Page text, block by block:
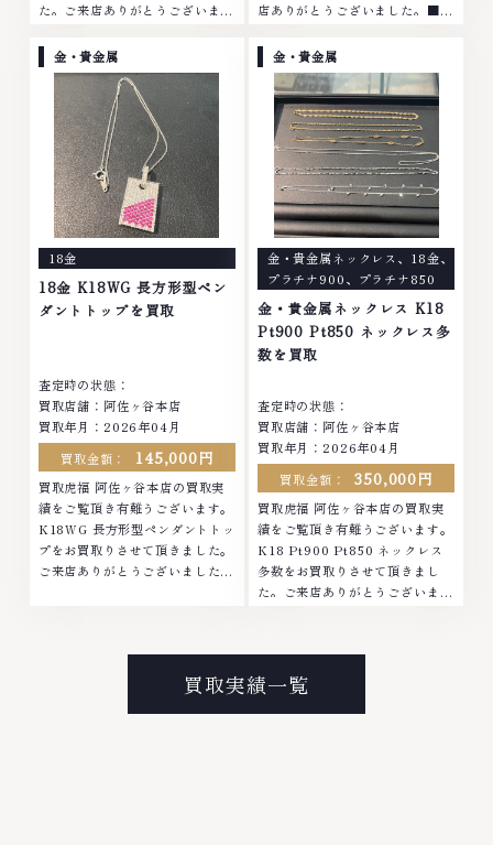
た。ご来店ありがとうございまし
ラチナ ダイヤモンド ブランド品
ブランド衣類 お酒買取りのこと
なら、お任せくださいなかでも
金・プラチナ等のアクセサリー・
貴金属・宝石・ダイヤモンド・ジ
ュエリーや ブランド品・時計等
は特に自信を持って、高額査定を
実現しております。 古くて使わ
なくなってしまったアクセサリ
ー、動かなくなってしまった腕時
計、多くのお品物の高価買取りを
実現しており、他店ではお値段の
付かなかったお品物でも、一点一
～19:00定休日: 年中無休
店ありがとうございました。■地
イヤモンド ブランド品 ブランド
衣類 お酒買取りのことなら、お
任せくださいなかでも金・プラチ
ナ等のアクセサリー・貴金属・宝
石・ダイヤモンド・ジュエリーや
ブランド品・時計等は特に自信を
持って、高額査定を実現しており
ます。 古くて使わなくなってし
まったアクセサリー、動かなくな
ってしまった腕時計、多くのお品
物の高価買取りを実現しており、
他店ではお値段の付かなかったお
品物でも、一点一点丁寧に無料で
査定します。お気軽にご連絡くだ
さい。TEL: 0120-959-764営
業時間: 10:00～19:00定休日: 年
金・貴金属
18金
18金 K18WG 長方形型ペン
ダントトップを買取
査定時の状態：
買取店舗：阿佐ヶ谷本店
買取年月：2026年04月
買取金額：
145,000円
買取虎福 阿佐ヶ谷本店の買取実
績をご覧頂き有難うございます。
K18WG 長方形型ペンダントトッ
プをお買取りさせて頂きました。
ご来店ありがとうございました。
ら、お任せくださいなかでも金・
プラチナ等のアクセサリー・貴金
属・宝石・ダイヤモンド・ジュエ
リーや ブランド品・時計等は特
金・貴金属
金・貴金属ネックレス 、 18金、
プラチナ900、 プラチナ850
金・貴金属ネックレス K18
Pt900 Pt850 ネックレス多
数を買取
査定時の状態：
買取店舗：阿佐ヶ谷本店
買取年月：2026年04月
買取金額：
350,000円
買取虎福 阿佐ヶ谷本店の買取実
績をご覧頂き有難うございます。
K18 Pt900 Pt850 ネックレス
多数をお買取りさせて頂きまし
た。ご来店ありがとうございまし
ブランド衣類 お酒買取りのこと
なら、お任せくださいなかでも
金・プラチナ等のアクセサリー・
貴金属・宝石・ダイヤモンド・ジ
買取実績一覧